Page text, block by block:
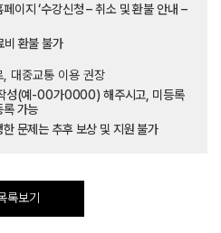
이지 ‘수강신청 – 취소 및 환불 안내 –
비 환불 불가
대중교통 이용 권장
성(예-00가0000) 해주시고, 미등록
록 가능
문제는 추후 보상 및 지원 불가
록보기